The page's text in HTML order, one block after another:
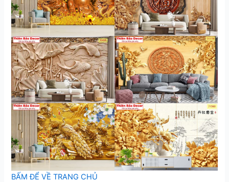
BẤM ĐỂ VỀ TRANG CHỦ